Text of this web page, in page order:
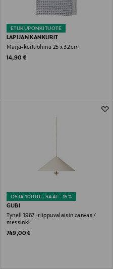
ETUKUPONKITUOTE
LAPUAN KANKURIT
Maija-keittiöliina 25 x 32 cm
Original Price
14,90 €
OSTA 1000€, SAAT –15%
GUBI
Tynell 1967 -riippuvalaisin canvas /
messinki
Original Price
749,00 €